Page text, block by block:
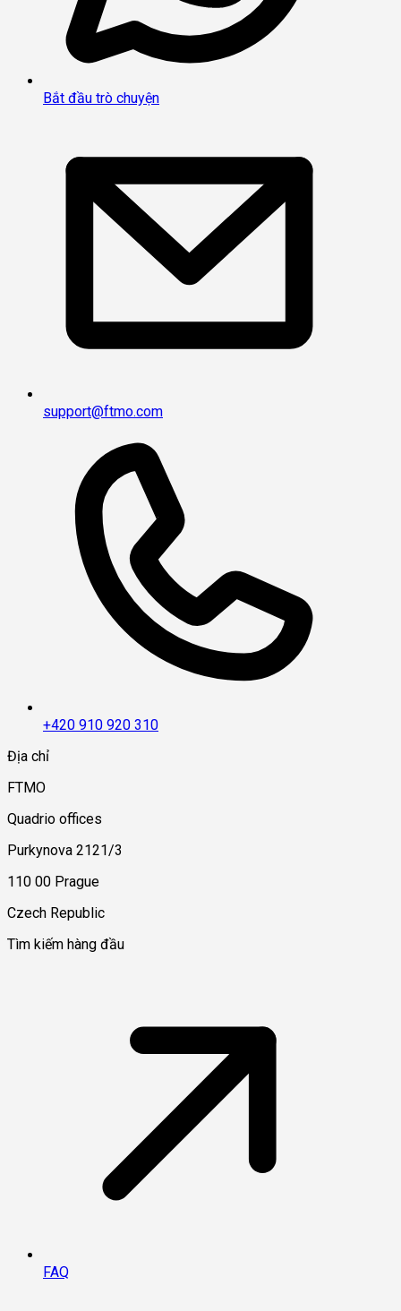
Bắt đầu trò chuyện
support@ftmo.com
+420 910 920 310
Địa chỉ
FTMO
Quadrio offices
Purkynova 2121/3
110 00 Prague
Czech Republic
Tìm kiếm hàng đầu
FAQ